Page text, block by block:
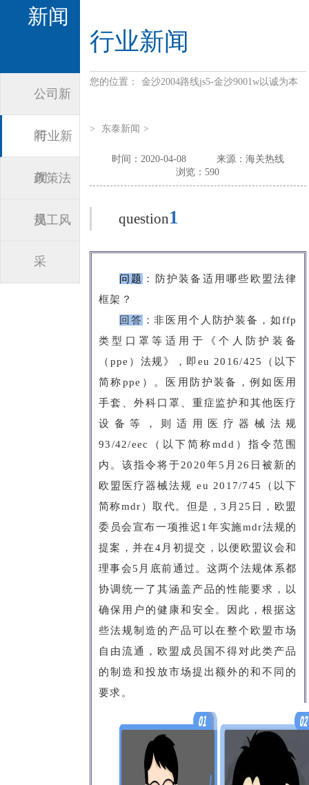
新闻
公司新
闻
行业新
闻
政策法
规
员工风
采
行业新闻
您的位置： 金沙2004路线js5-金沙9001w以诚为本
> 东泰新闻 >
时间：2020-04-08
来源：海关热线
浏览：590
question1
问题 ：防护装备适用哪些欧盟法律
框架？
回答 ：非医用个人防护装备，如ffp
类型口罩等适用于《个人防护装备
（ppe）法规》，即eu 2016/425（以下
简称ppe）。医用防护装备，例如医用
手套、外科口罩、重症监护和其他医疗
设备等，则适用医疗器械法规
93/42/eec（以下简称mdd）指令范围
内。该指令将于2020年5月26日被新的
欧盟医疗器械法规 eu 2017/745（以下
简称mdr）取代。但是，3月25日，欧盟
委员会宣布一项推迟1年实施mdr法规的
提案，并在4月初提交，以便欧盟议会和
理事会5月底前通过。这两个法规体系都
协调统一了其涵盖产品的性能要求，以
确保用户的健康和安全。因此，根据这
些法规制造的产品可以在整个欧盟市场
自由流通，欧盟成员国不得对此类产品
的制造和投放市场提出额外的和不同的
要求。